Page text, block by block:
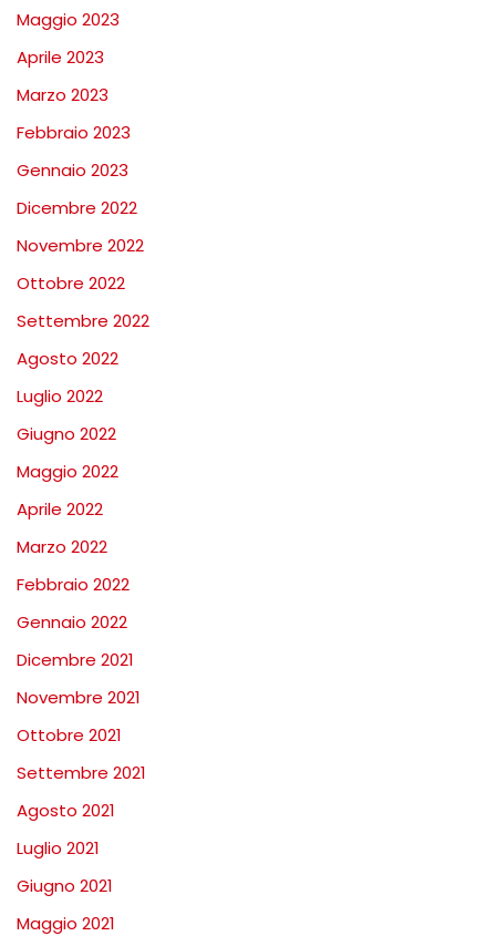
Maggio 2023
Aprile 2023
Marzo 2023
Febbraio 2023
Gennaio 2023
Dicembre 2022
Novembre 2022
Ottobre 2022
Settembre 2022
Agosto 2022
Luglio 2022
Giugno 2022
Maggio 2022
Aprile 2022
Marzo 2022
Febbraio 2022
Gennaio 2022
Dicembre 2021
Novembre 2021
Ottobre 2021
Settembre 2021
Agosto 2021
Luglio 2021
Giugno 2021
Maggio 2021